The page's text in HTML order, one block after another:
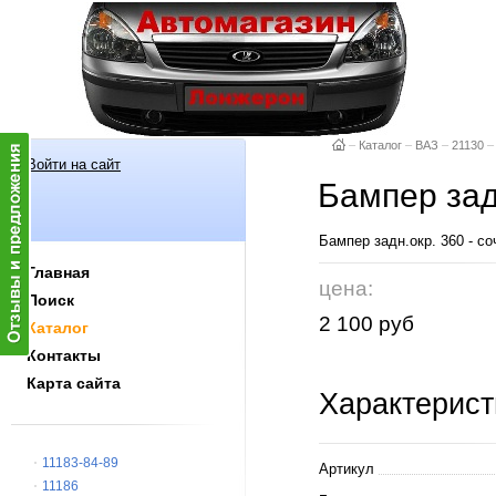
Войти на сайт
Главная
Поиск
Каталог
Контакты
Карта сайта
11183-84-89
11186
– Каталог – ВАЗ – 21130 –
Бампер
Бампер задн.окр. 360
цена:
2 100 руб
Артикул